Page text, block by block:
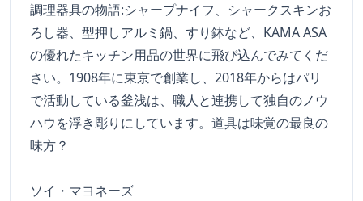
調理器具の物語:シャープナイフ、シャークスキンお
ろし器、型押しアルミ鍋、すり鉢など、KAMA ASA
の優れたキッチン用品の世界に飛び込んでみてくだ
さい。1908年に東京で創業し、2018年からはパリ
で活動している釜浅は、職人と連携して独自のノウ
ハウを浮き彫りにしています。道具は味覚の最良の
味方？
ソイ・マヨネーズ